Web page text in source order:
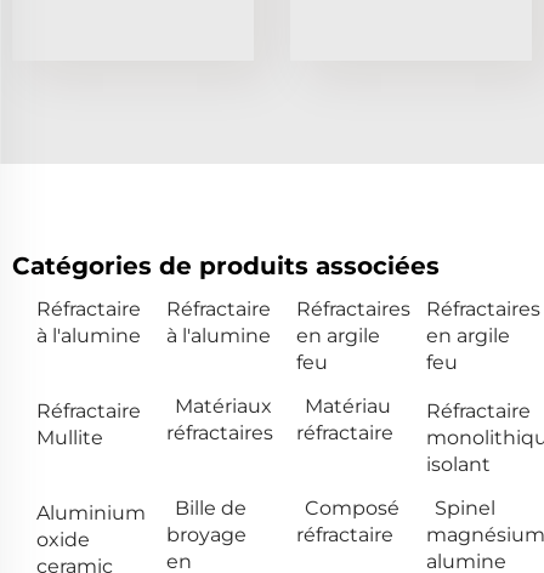
Catégories de produits associées
Réfractaire
à l'alumine
Réfractaire
à l'alumine
Réfractaires
en argile
feu
Réfractaires
en argile
feu
Réfractaire
Mullite
Matériaux
réfractaires
Matériau
réfractaire
Réfractaire
isolant
Aluminium
oxide
ceramic
Bille de
broyage
en
Composé
réfractaire
Spinel
magnésium
alumine